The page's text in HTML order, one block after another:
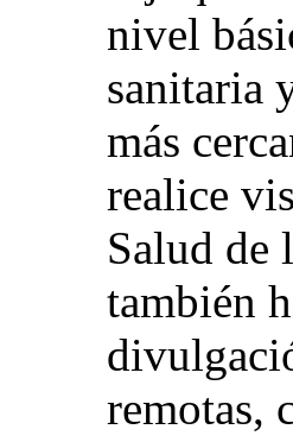
nivel
sanitaria
más
realice
Salud de
también
remotas,